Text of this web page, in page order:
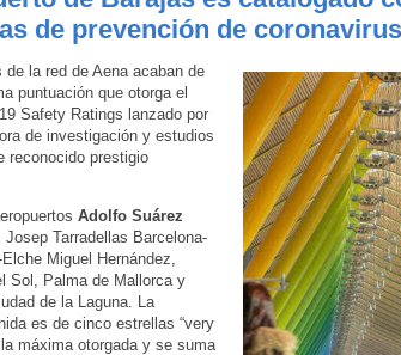
de prevención de coronavirus
de la red de Aena acaban de
puntuación que otorga el
Safety Ratings lanzado por
de investigación y estudios
reconocido prestigio
Adolfo Suárez
, Josep Tarradellas Barcelona-
Miguel Hernández,
Sol, Palma de Mallorca y
de la Laguna. La
es de cinco estrellas “very
la máxima otorgada y se suma